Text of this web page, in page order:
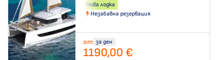
Нова лодка
Незабавна резервация
от за ден
1190,00 €